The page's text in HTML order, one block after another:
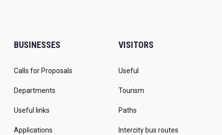
BUSINESSES
Calls for Proposals
Departments
Useful links
Applications
VISITORS
Useful
Tourism
Paths
Intercity bus routes